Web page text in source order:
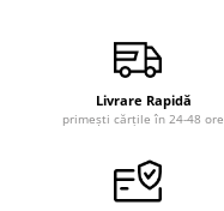
Psihologie practică
Sexualitate
Seria Masaru Emoto
Livrare Rapidă
primești cărțile în 24-48 ore